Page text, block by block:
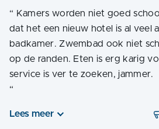
“ Kamers worden niet goed
dat het een nieuw hotel is al veel
badkamer. Zwembad ook niet
op de randen. Eten is erg karig
“
Lees meer